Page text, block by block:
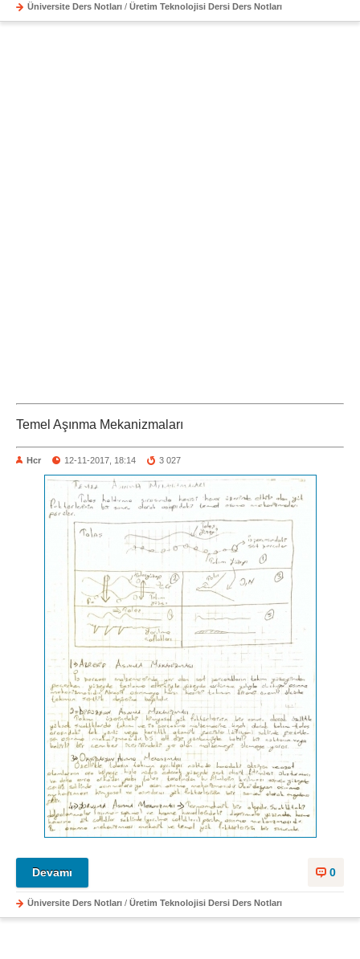
Üniversite Ders Notları / Üretim Teknolojisi Dersi Ders Notları
Temel Aşınma Mekanizmaları
Hcr 12-11-2017, 18:14 3 027
0
Devamı
Üniversite Ders Notları / Üretim Teknolojisi Dersi Ders Notları